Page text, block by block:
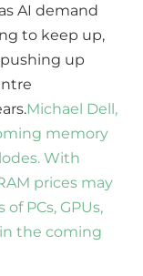
AI demand
to keep up,
up
Michael Dell,
memory
With
prices may
PCs, GPUs,
the coming